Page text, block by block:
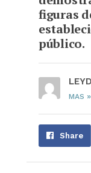
figuras
público.
MAS »
Share